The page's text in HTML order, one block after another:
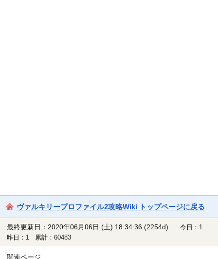
ヴァルキリープロファイル2攻略Wiki トップページに戻る
最終更新日：2020年06月06日 (土) 18:34:36(2254d)
今日：1
昨日：1 累計：60483
関連ページ